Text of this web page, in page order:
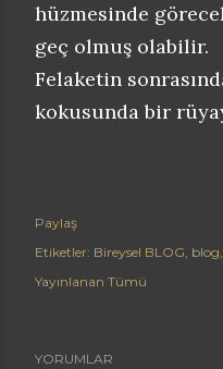
hüzmesinde
geç olmuş olabilir.
Felaketin
kokusunda bir
Paylaş
Etiketler: Bireysel BLOG blog
Yayınlanan Tümü
YORUMLAR